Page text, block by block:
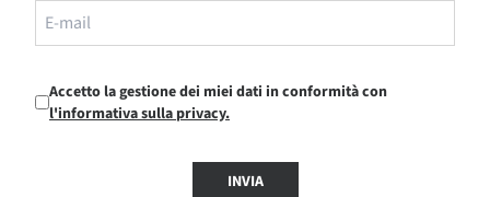
Accetto la gestione dei miei dati in conformità con
l'informativa sulla privacy.
INVIA